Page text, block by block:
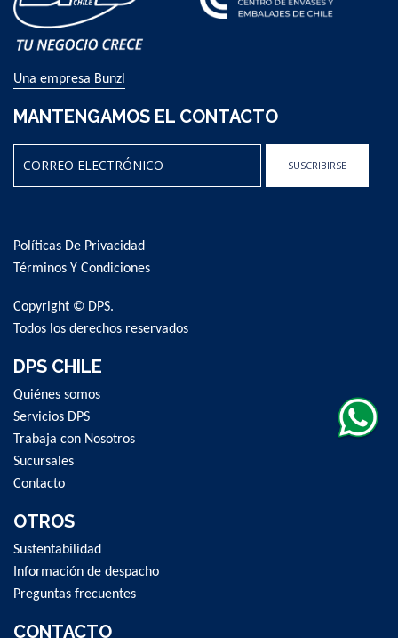
Una empresa Bunzl
MANTENGAMOS EL CONTACTO
Our
Newsletter:
SUSCRIBIRSE
Políticas De Privacidad
Términos Y Condiciones
Copyright © DPS.
Todos los derechos reservados
DPS CHILE
Quiénes somos
Servicios DPS
Trabaja con Nosotros
Sucursales
Contacto
OTROS
Sustentabilidad
Información de despacho
Preguntas frecuentes
CONTACTO